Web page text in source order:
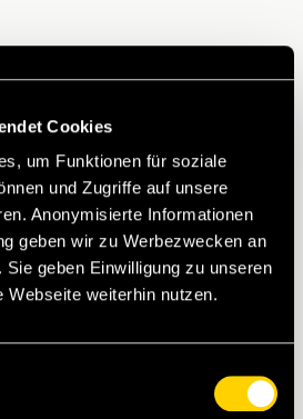
Cookies
um Funktionen für soziale
und Zugriffe auf unsere
Anonymisierte Informationen
geben wir zu Werbezwecken an
Sie geben Einwilligung zu unseren
Webseite weiterhin nutzen.